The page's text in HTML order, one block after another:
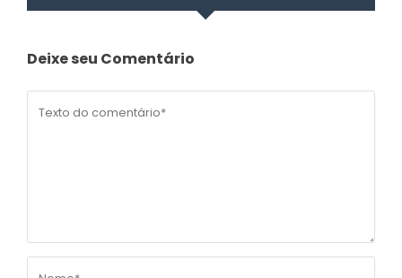
Deixe seu Comentário